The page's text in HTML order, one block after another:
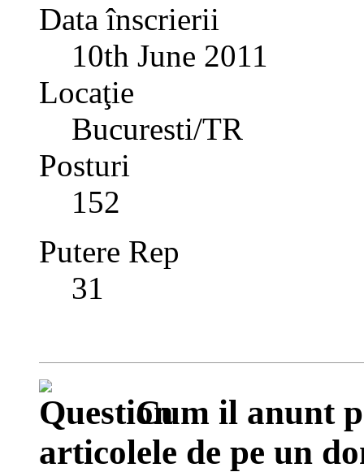
Data înscrierii
10th June 2011
Locaţie
Bucuresti/TR
Posturi
152
Putere Rep
31
Cum il anunt
articolele de pe un